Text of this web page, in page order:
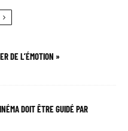
DE L’ÉMOTION »
DOIT ÊTRE GUIDÉ PAR